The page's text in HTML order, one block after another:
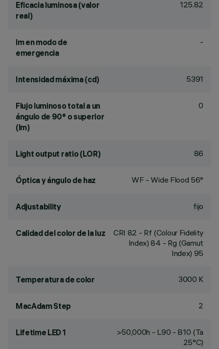
Eficacia luminosa (valor
real)
125.82
lm en modo de
emergencia
-
Intensidad máxima (cd) 5391
Flujo luminoso total a un
ángulo de 90° o superior
(lm)
0
Light output ratio (LOR) 86
Óptica y ángulo de haz WF - Wide Flood 56°
Adjustability fijo
Calidad del color de la luz CRI 82 - Rf (Colour Fidelity
Index) 84 - Rg (Gamut
Index) 95
Temperatura de color 3000 K
MacAdam Step 2
Lifetime LED 1
>50,000h - L90 - B10 (Ta
25°C)